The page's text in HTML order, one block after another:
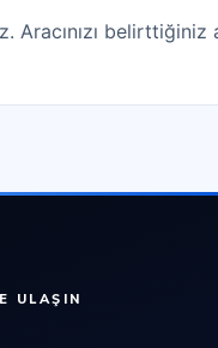
Aracınızı
ULAŞIN